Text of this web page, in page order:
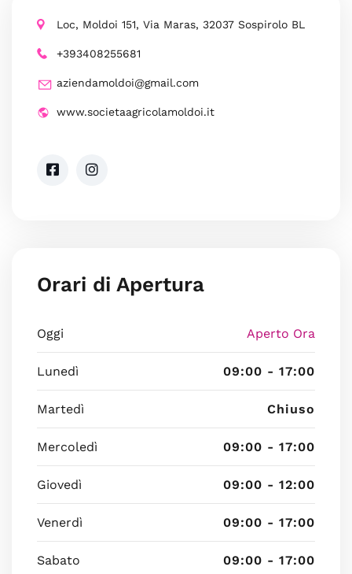
Loc, Moldoi 151, Via Maras, 32037 Sospirolo BL
+393408255681
aziendamoldoi@gmail.com
www.societaagricolamoldoi.it
Orari di Apertura
Oggi Aperto Ora
Lunedì 09:00 - 17:00
Martedì Chiuso
Mercoledì 09:00 - 17:00
Giovedì 09:00 - 12:00
Venerdì 09:00 - 17:00
Sabato 09:00 - 17:00